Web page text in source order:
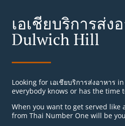
เอเชียบริการส่ง
Dulwich Hill
Looking for เอเชียบริการส่งอาหาร
everybody knows or has the time
When you want to get served like
from Thai Number One will be